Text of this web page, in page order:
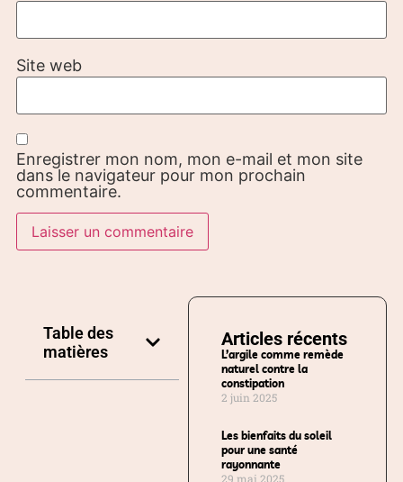
Site web
Enregistrer mon nom, mon e-mail et mon site
dans le navigateur pour mon prochain
commentaire.
Table des
matières
Articles récents
L’argile comme remède
naturel contre la
constipation
2 juin 2025
Les bienfaits du soleil
pour une santé
rayonnante
29 mai 2025